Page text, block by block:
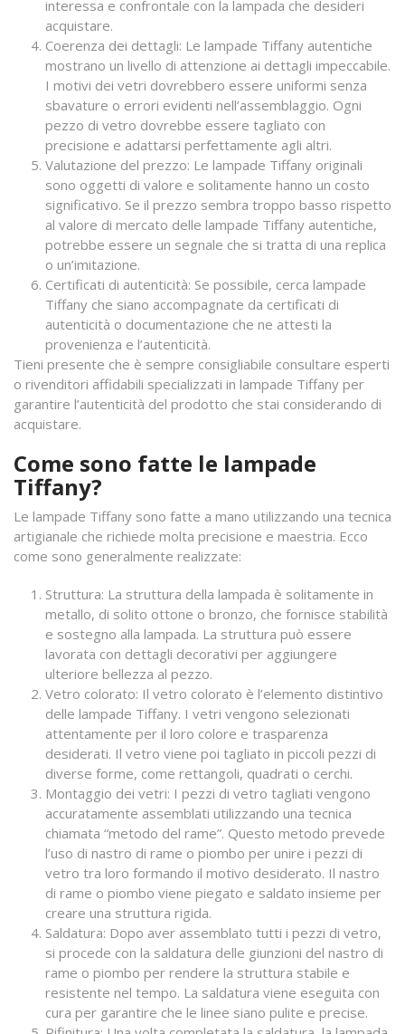
interessa e confrontale con la lampada che desideri
acquistare.
Coerenza dei dettagli: Le lampade Tiffany autentiche
mostrano un livello di attenzione ai dettagli impeccabile.
I motivi dei vetri dovrebbero essere uniformi senza
sbavature o errori evidenti nell’assemblaggio. Ogni
pezzo di vetro dovrebbe essere tagliato con
precisione e adattarsi perfettamente agli altri.
Valutazione del prezzo: Le lampade Tiffany originali
sono oggetti di valore e solitamente hanno un costo
significativo. Se il prezzo sembra troppo basso rispetto
al valore di mercato delle lampade Tiffany autentiche,
potrebbe essere un segnale che si tratta di una replica
o un’imitazione.
Certificati di autenticità: Se possibile, cerca lampade
Tiffany che siano accompagnate da certificati di
autenticità o documentazione che ne attesti la
provenienza e l’autenticità.
Tieni presente che è sempre consigliabile consultare esperti
o rivenditori affidabili specializzati in lampade Tiffany per
garantire l’autenticità del prodotto che stai considerando di
acquistare.
Come sono fatte le lampade
Tiffany?
Le lampade Tiffany sono fatte a mano utilizzando una tecnica
artigianale che richiede molta precisione e maestria. Ecco
come sono generalmente realizzate:
Struttura: La struttura della lampada è solitamente in
metallo, di solito ottone o bronzo, che fornisce stabilità
e sostegno alla lampada. La struttura può essere
lavorata con dettagli decorativi per aggiungere
ulteriore bellezza al pezzo.
Vetro colorato: Il vetro colorato è l’elemento distintivo
delle lampade Tiffany. I vetri vengono selezionati
attentamente per il loro colore e trasparenza
desiderati. Il vetro viene poi tagliato in piccoli pezzi di
diverse forme, come rettangoli, quadrati o cerchi.
Montaggio dei vetri: I pezzi di vetro tagliati vengono
accuratamente assemblati utilizzando una tecnica
chiamata “metodo del rame”. Questo metodo prevede
l’uso di nastro di rame o piombo per unire i pezzi di
vetro tra loro formando il motivo desiderato. Il nastro
di rame o piombo viene piegato e saldato insieme per
creare una struttura rigida.
Saldatura: Dopo aver assemblato tutti i pezzi di vetro,
si procede con la saldatura delle giunzioni del nastro di
rame o piombo per rendere la struttura stabile e
resistente nel tempo. La saldatura viene eseguita con
cura per garantire che le linee siano pulite e precise.